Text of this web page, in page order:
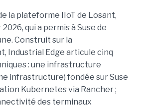
la plateforme IIoT de Losant,
qui a permis à Suse de
Construit sur la
Industrial Edge articule cinq
: une infrastructure
infrastructure) fondée sur Suse
Kubernetes via Rancher ;
des terminaux